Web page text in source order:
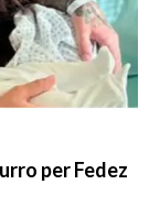
per Fedez